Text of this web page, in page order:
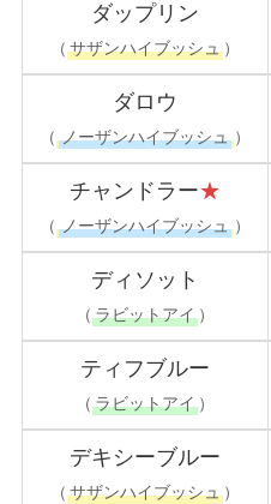
ダップリン
（ サザンハイブッシュ）
ダロウ
（ ノーザンハイブッシュ ）
チャンドラー★
（ ノーザンハイブッシュ ）
ディソット
（ ラビットアイ）
ティフブルー
（ ラビットアイ）
デキシーブルー
（ サザンハイブッシュ）